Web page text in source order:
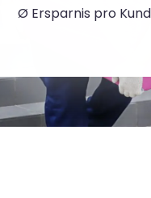
Ø Ersparnis pro